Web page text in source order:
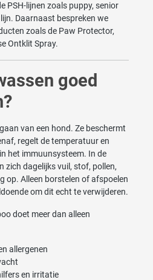
PSH-lijnen zoals puppy, senior
Daarnaast bespreken we
zoals de Paw Protector,
Ontklit Spray.
goed
van een hond. Ze beschermt
regelt de temperatuur en
het immuunsysteem. In de
zich dagelijks vuil, stof, pollen,
op. Alleen borstelen of afspoelen
om dit echt te verwijderen.
doet meer dan alleen
allergenen
en irritatie